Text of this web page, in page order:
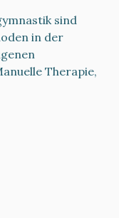
sind
in der
Therapie,